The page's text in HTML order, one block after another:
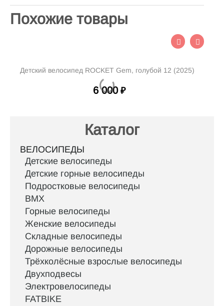
Похожие товары
Детский велосипед ROCKET Gem, голубой 12 (2025)
6 000 ₽
Каталог
ВЕЛОСИПЕДЫ
Детские велосипеды
Детские горные велосипеды
Подростковые велосипеды
BMX
Горные велосипеды
Женские велосипеды
Складные велосипеды
Дорожные велосипеды
Трёхколёсные взрослые велосипеды
Двухподвесы
Электровелосипеды
FATBIKE